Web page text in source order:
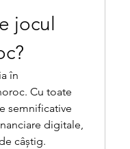
jocul
în
Cu toate
semnificative
digitale,
câștig.